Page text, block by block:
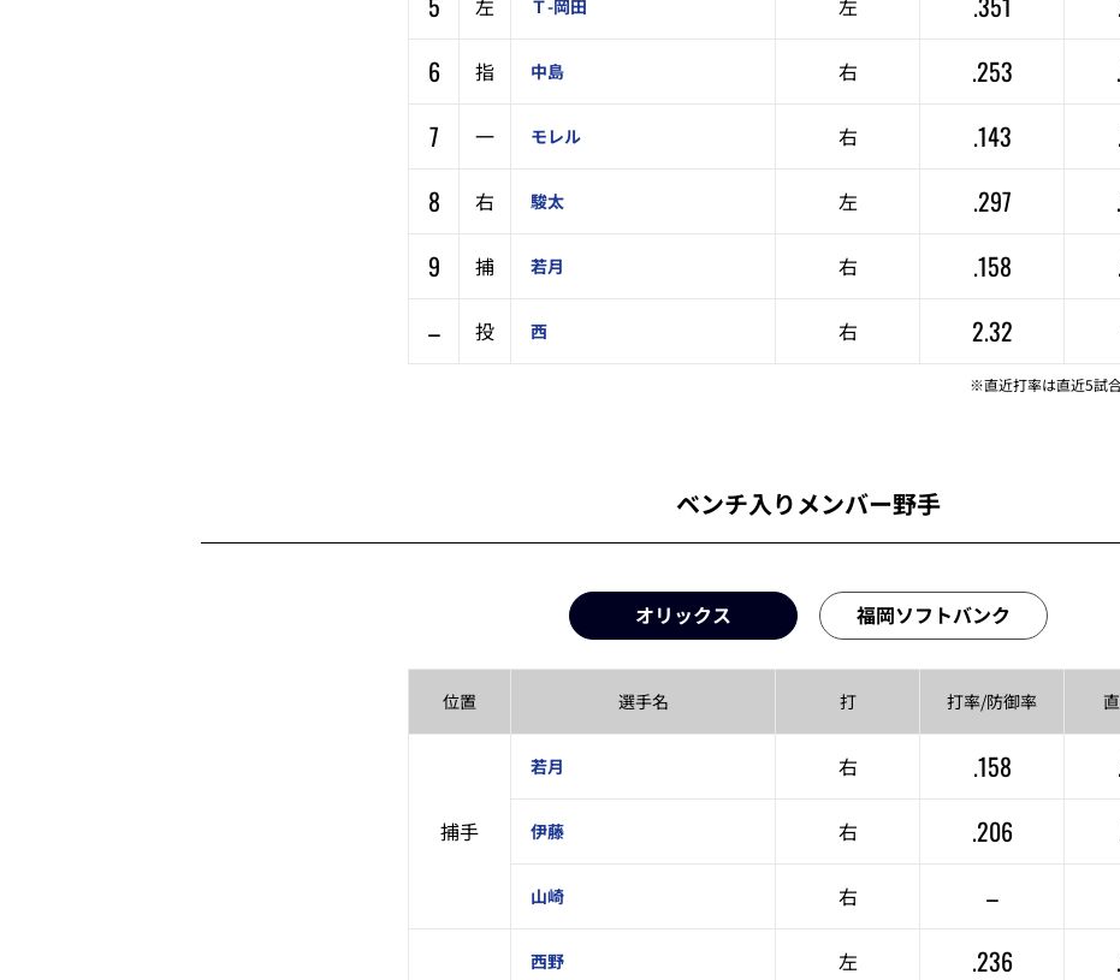
Ｔ-岡田
6
指 中島 右 .253
7
一 モレル 右 .143
8
右 駿太 左 .297
9
捕 若月 右 .158
–
投 西 右 2.32
※直近打率は直近5試合
ベンチ入りメンバー野手
オリックス 福岡ソフトバンク
位置 選手名 打 打率/防御率
捕手
若月 右 .158
伊藤 右 .206
山崎 右 –
西野 左 .236